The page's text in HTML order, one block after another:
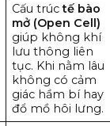
Cấu trúctế bào
mở (Open Cell)
giúp không khí
lưu thông liên
tục. Khi nằm lâu
không có cảm
giác hầm bí hay
đổ mồ hôi lưng.